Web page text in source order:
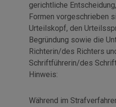
gerichtliche
Formen vorgeschrieben
Urteilskopf, den
Begründung sowie die
Richterin/des Richters
Schriftführerin/des
Hinweis:
Während im